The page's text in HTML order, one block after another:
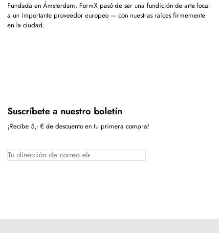
Fundada en Ámsterdam, FormX pasó de ser una fundición de arte local
a un importante proveedor europeo — con nuestras raíces firmemente
en la ciudad.
Suscríbete a nuestro boletín
¡Recibe 5,- € de descuento en tu primera compra!